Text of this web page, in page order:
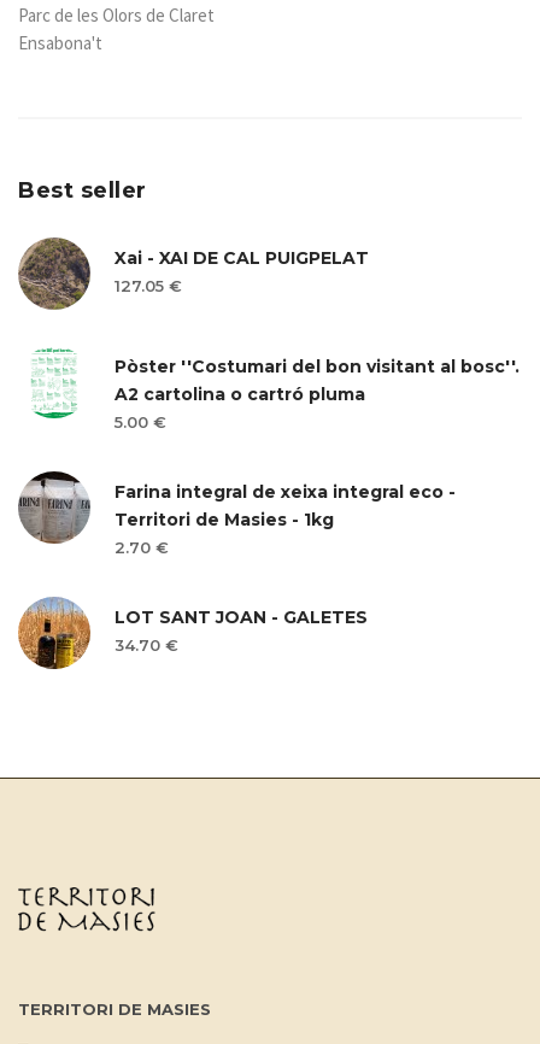
Parc de les Olors de Claret
Ensabona't
Best seller
Xai - XAI DE CAL PUIGPELAT
127.05 €
Pòster ''Costumari del bon visitant al bosc''.
A2 cartolina o cartró pluma
5.00 €
Farina integral de xeixa integral eco -
Territori de Masies - 1kg
2.70 €
LOT SANT JOAN - GALETES
34.70 €
TERRITORI DE MASIES